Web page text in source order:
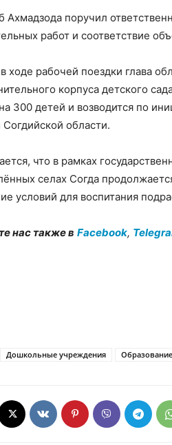
Ахмадзода поручил
работ и соответствие
ходе рабочей поездки глава
корпуса детского
300 детей и возводится по
Согдийской области.
что в рамках
селах Согда
условий для воспитания
нас также в Facebook,
Дошкольные учреждения Образование